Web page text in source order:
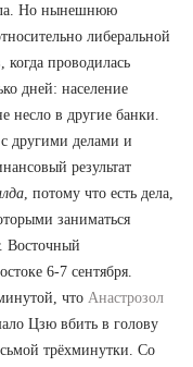
Но нынешнюю
либеральной
проводилась
дней: население
несло в другие банки.
другими делами и
результат
, потому что есть дела,
заниматься
Восточный
6-7 сентября.
что Анастрозол
Цзю вбить в голову
трёхминутки. Со